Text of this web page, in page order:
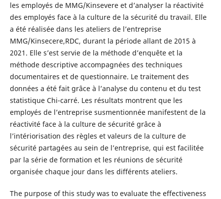
les employés de MMG/Kinsevere et d’analyser la réactivité
des employés face à la culture de la sécurité du travail. Elle
a été réalisée dans les ateliers de l’entreprise
MMG/Kinsecere,RDC, durant la période allant de 2015 à
2021. Elle s’est servie de la méthode d’enquête et la
méthode descriptive accompagnées des techniques
documentaires et de questionnaire. Le traitement des
données a été fait grâce à l’analyse du contenu et du test
statistique Chi-carré. Les résultats montrent que les
employés de l’entreprise susmentionnée manifestent de la
réactivité face à la culture de sécurité grâce à
l’intériorisation des règles et valeurs de la culture de
sécurité partagées au sein de l’entreprise, qui est facilitée
par la série de formation et les réunions de sécurité
organisée chaque jour dans les différents ateliers.
The purpose of this study was to evaluate the effectiveness